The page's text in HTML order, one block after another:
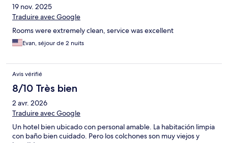
19 nov. 2025
Traduire avec Google
Rooms were extremely clean, service was excellent
Evan, séjour de 2 nuits
Avis vérifié
8/10 Très bien
2 avr. 2026
Traduire avec Google
Un hotel bien ubicado con personal amable. La habitación limpia
con baño bien cuidado. Pero los colchones son muy viejos y